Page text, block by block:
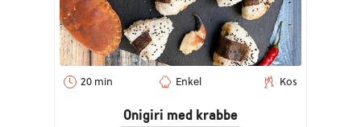
20 min Enkel Kos
Onigiri med krabbe